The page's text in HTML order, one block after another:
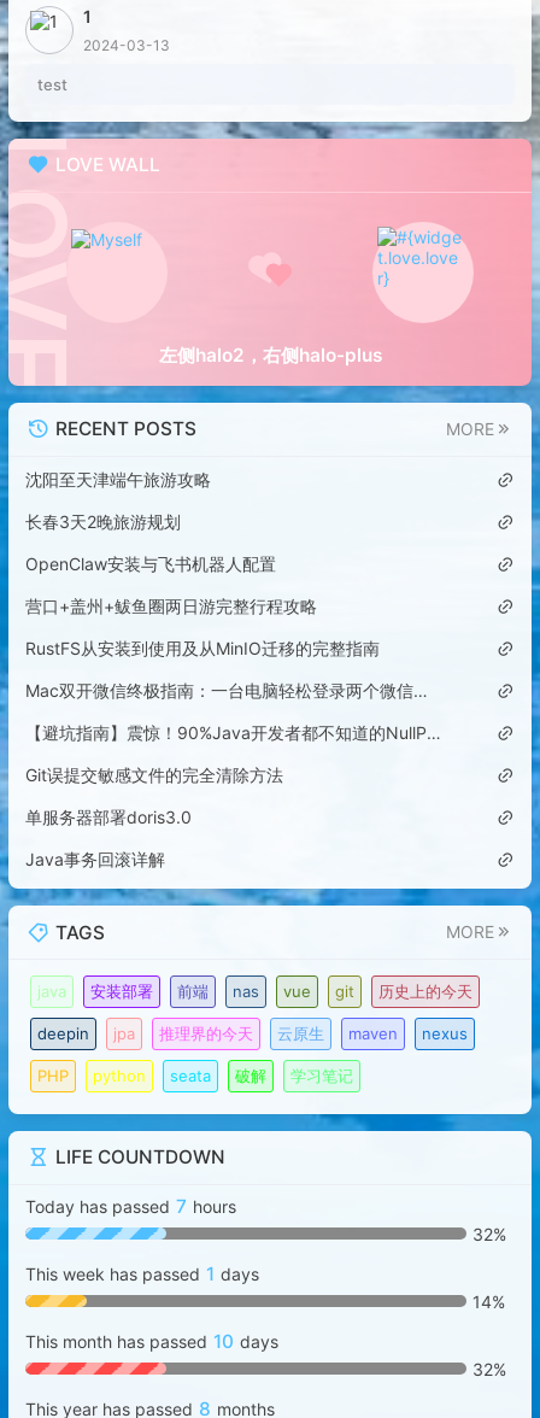
1
2024-03-13
test
LOVE WALL
左侧halo2，右侧halo-plus
RECENT POSTS MORE
沈阳至天津端午旅游攻略
长春3天2晚旅游规划
OpenClaw安装与飞书机器人配置
营口+盖州+鲅鱼圈两日游完整行程攻略
RustFS从安装到使用及从MinIO迁移的完整指南
Mac双开微信终极指南：一台电脑轻松登录两个微信账号
【避坑指南】震惊！90%Java开发者都不知道的NullPointerException隐藏陷阱
Git误提交敏感文件的完全清除方法
单服务器部署doris3.0
Java事务回滚详解
TAGS MORE
java 安装部署 前端 nas vue git 历史上的今天
deepin jpa 推理界的今天 云原生 maven nexus
PHP python seata 破解 学习笔记
LIFE COUNTDOWN
Today has passed 7 hours
32%
This week has passed 1 days
14%
This month has passed 10 days
32%
This year has passed 8 months